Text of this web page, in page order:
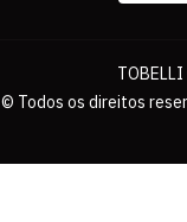
TOBELLI
© Todos os direitos